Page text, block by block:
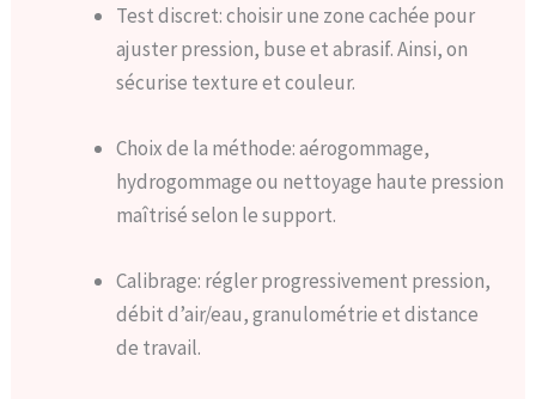
Test discret: choisir une zone cachée pour
ajuster pression, buse et abrasif. Ainsi, on
sécurise texture et couleur.
Choix de la méthode: aérogommage,
hydrogommage ou nettoyage haute pression
maîtrisé selon le support.
Calibrage: régler progressivement pression,
débit d’air/eau, granulométrie et distance
de travail.